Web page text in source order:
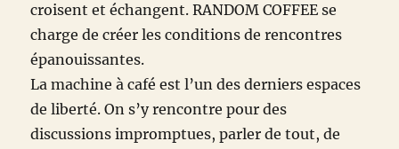
croisent et échangent. RANDOM COFFEE se
charge de créer les conditions de rencontres
épanouissantes.
La machine à café est l’un des derniers espaces
de liberté. On s’y rencontre pour des
discussions impromptues, parler de tout, de